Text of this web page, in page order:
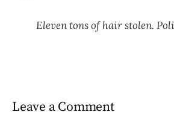
Eleven tons of hair stolen.
Leave a Comment